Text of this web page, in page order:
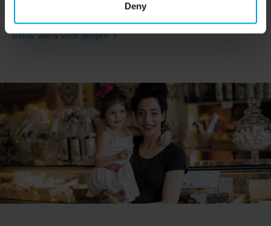
Deny
Bekijk wie u voor gingen